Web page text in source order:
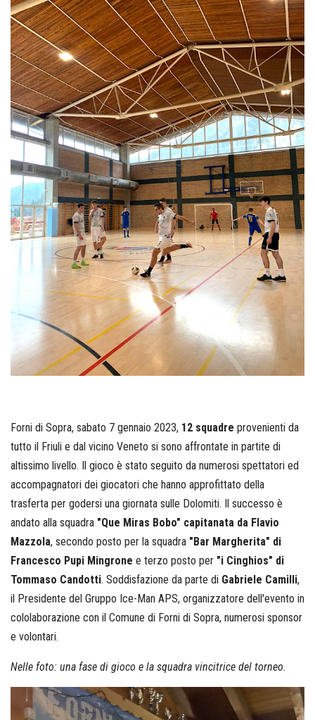
Forni di Sopra, sabato 7 gennaio 2023, 12 squadre provenienti da
tutto il Friuli e dal vicino Veneto si sono affrontate in partite di
altissimo livello. Il gioco è stato seguito da numerosi spettatori ed
accompagnatori dei giocatori che hanno approfittato della
trasferta per godersi una giornata sulle Dolomiti. Il successo è
andato alla squadra "Que Miras Bobo" capitanata da Flavio
Mazzola, secondo posto per la squadra "Bar Margherita" di
Francesco Pupi Mingrone e terzo posto per "i Cinghios" di
Tommaso Candotti. Soddisfazione da parte di Gabriele Camilli,
il Presidente del Gruppo Ice-Man APS, organizzatore dell'evento in
cololaborazione con il Comune di Forni di Sopra, numerosi sponsor
e volontari.
Nelle foto: una fase di gioco e la squadra vincitrice del torneo.